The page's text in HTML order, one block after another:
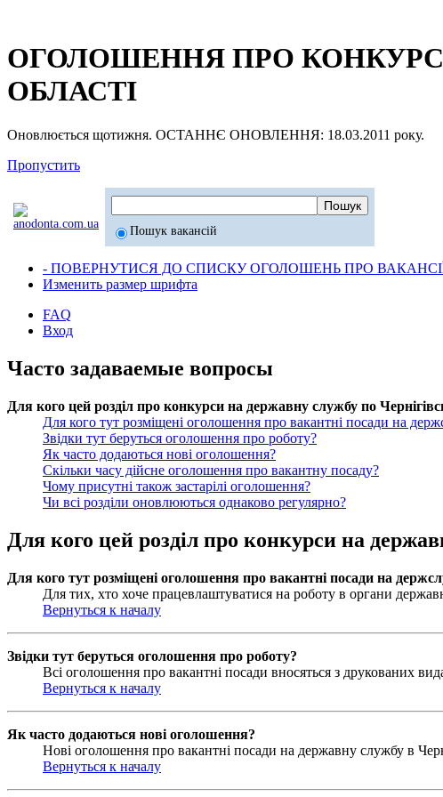
ОГОЛОШЕННЯ ПРО
ОБЛАСТІ
Оновлюється щотижня. ОСТАННЄ ОНОВЛЕННЯ: 18.03.2011 року.
Пропустить
Пошук вакансій
- ПОВЕРНУТИСЯ ДО СПИСКУ ОГОЛОШЕНЬ ПРО
Изменить размер шрифта
FAQ
Вход
Часто задаваемые вопросы
Для кого цей розділ про конкурси на державну службу по
Для кого тут розміщені оголошення про вакантні посади на
Звідки тут беруться оголошення про роботу?
Як часто додаються нові оголошення?
Скільки часу дійсне оголошення про вакантну посаду?
Чому присутні також застарілі оголошення?
Чи всі розділи оновлюються однаково регулярно?
Для кого цей розділ про конкурси на
Для кого тут розміщені оголошення про вакантні посади на
Для тих, хто хоче працевлаштуватися на роботу в органи
Вернуться к началу
Звідки тут беруться оголошення про роботу?
Всі оголошення про вакантні посади вносяться з друкованих
Вернуться к началу
Як часто додаються нові оголошення?
Нові оголошення про вакантні посади на державну службу в
Вернуться к началу